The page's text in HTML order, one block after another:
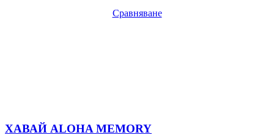
Сравняване
ХАВАЙ ALOHA MEMORY